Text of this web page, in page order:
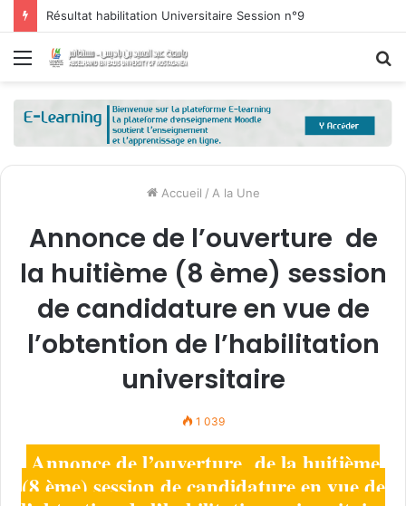
Résultat habilitation Universitaire Session n°9
Menu
Accueil / A la Une
Annonce de l’ouverture de
la huitième (8 ème) session
de candidature en vue de
l’obtention de l’habilitation
universitaire
1 039
Annonce de l’ouverture de la huitième
(8 ème) session de candidature en vue de